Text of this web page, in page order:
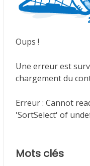
Oups !
Une erreur est
chargement du
Erreur : Cannot
'SortSelect' of
Mots clés